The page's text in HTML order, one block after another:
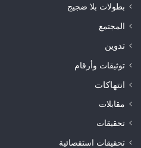
بطولات بلا ضجيج
المجتمع
تدوين
توثيقات وأرقام
انتهاكات
مقابلات
تحقيقات
تحقيقات استقصائية